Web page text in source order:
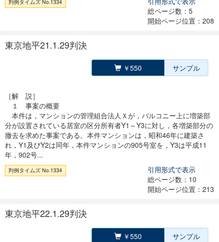
判例タイムズ No.1334
総ページ数：5
開始ページ位置：208
東京地平21.1.29判決
￥550 サンプル
［解 説］
１ 事案の概要
本件は，マンションの管理組合法人Ｘが，バルコニー上に増築部
分が設置されている居室の区分所有者Y1～Y3に対し，各増築部分の
撤去を求めた事案である。本件マンションは，昭和46年に建築さ
れ，Y1及びY2は同年，本件マンションの905号室を，Y3は平成11
年，902号...
判例タイムズ No.1334
引用形式で表示
総ページ数：10
開始ページ位置：213
東京地平22.1.29判決
￥550 サンプル